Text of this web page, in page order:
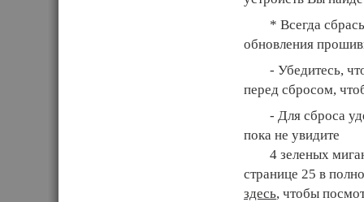
* Всегда
обновления
- Убедитесь, что
перед сбросом,
- Для сброса
пока не увидите
4 зеленых
странице 25 в
здесь, чтобы